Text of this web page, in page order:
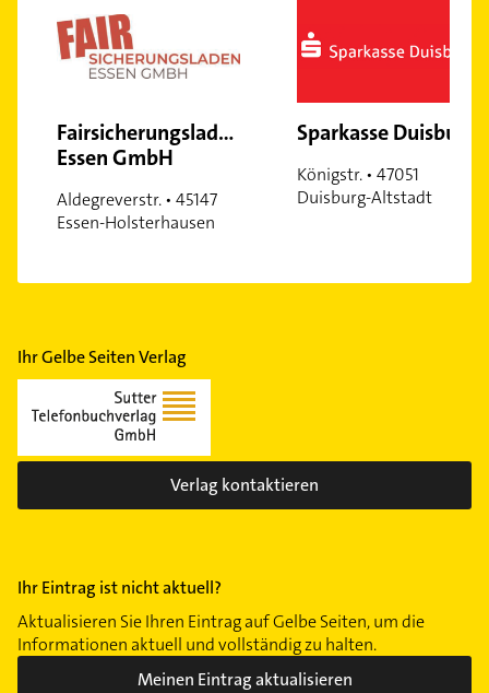
Fairsicherungsladen
Essen GmbH
Aldegreverstr. • 45147
Essen-Holsterhausen
Sparkasse Duisburg
Königstr. • 47051
Duisburg-Altstadt
Ihr Gelbe Seiten Verlag
Verlag kontaktieren
Ihr Eintrag ist nicht aktuell?
Aktualisieren Sie Ihren Eintrag auf Gelbe Seiten, um die
Informationen aktuell und vollständig zu halten.
Meinen Eintrag aktualisieren